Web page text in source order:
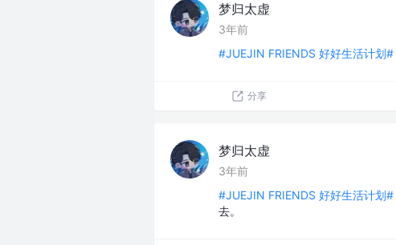
梦归太虚
3年前
#JUEJIN FRIENDS 好好生活计划#
分享
梦归太虚
3年前
#JUEJIN FRIENDS 好好生活计划#
去。